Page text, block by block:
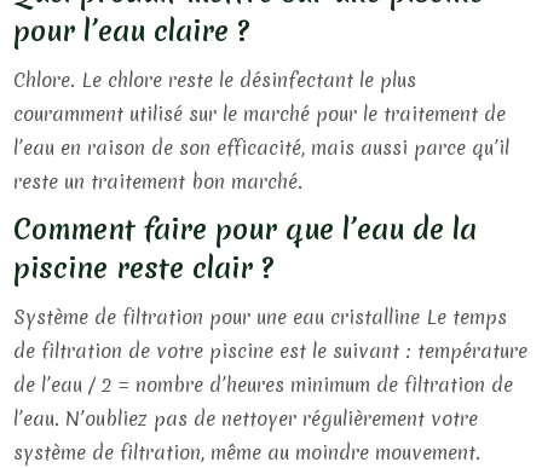
pour l’eau claire ?
Chlore. Le chlore reste le désinfectant le plus
couramment utilisé sur le marché pour le traitement de
l’eau en raison de son efficacité, mais aussi parce qu’il
reste un traitement bon marché.
Comment faire pour que l’eau de la
piscine reste clair ?
Système de filtration pour une eau cristalline Le temps
de filtration de votre piscine est le suivant : température
de l’eau / 2 = nombre d’heures minimum de filtration de
l’eau. N’oubliez pas de nettoyer régulièrement votre
système de filtration, même au moindre mouvement.